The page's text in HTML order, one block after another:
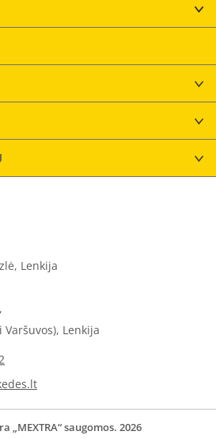
Lenkija
Lenkija
„MEXTRA“ saugomos. 2026